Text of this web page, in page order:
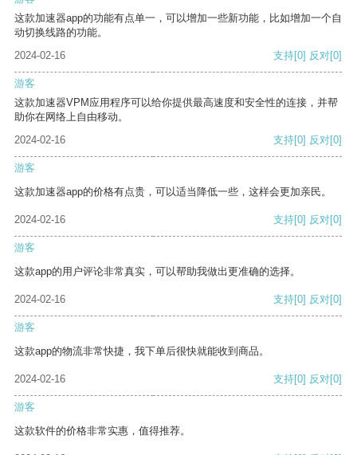
这款加速器app的功能有点单一，可以增加一些新功能，比如增加一个自
动切换线路的功能。
2024-02-16
支持[0] 反对[0]
游客
这款加速器VPM应用程序可以给你提供最高速度和安全性的连接，并帮
助你在网络上自由移动。
2024-02-16
支持[0] 反对[0]
游客
这款加速器app的价格有点贵，可以适当降低一些，这样会更加亲民。
2024-02-16 支持[0] 反对[0]
游客
这款app的用户评论非常真实，可以帮助我做出更准确的选择。
2024-02-16 支持[0] 反对[0]
游客
这款app的物流非常快捷，我下单后很快就能收到商品。
2024-02-16 支持[0] 反对[0]
游客
这款软件的价格非常实惠，值得推荐。